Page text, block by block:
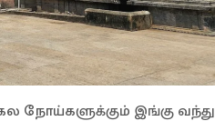
நோய்களுக்கும் இங்கு வந்து